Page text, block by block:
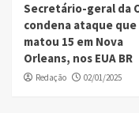
Secretário-geral da
condena ataque que
matou 15 em Nova
Orleans, nos EUA BR
Redação 02/01/2025